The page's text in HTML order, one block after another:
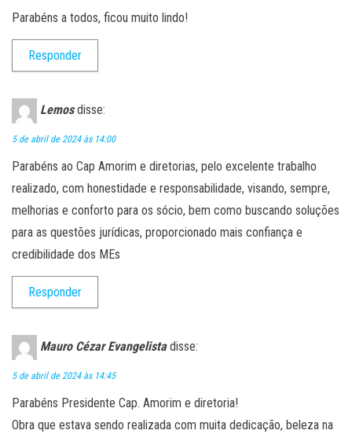
Parabéns a todos, ficou muito lindo!
Responder
Lemos disse:
5 de abril de 2024 às 14:00
Parabéns ao Cap Amorim e diretorias, pelo excelente trabalho
realizado, com honestidade e responsabilidade, visando, sempre,
melhorias e conforto para os sócio, bem como buscando soluções
para as questões jurídicas, proporcionado mais confiança e
credibilidade dos MEs
Responder
Mauro Cézar Evangelista disse:
5 de abril de 2024 às 14:45
Parabéns Presidente Cap. Amorim e diretoria!
Obra que estava sendo realizada com muita dedicação, beleza na